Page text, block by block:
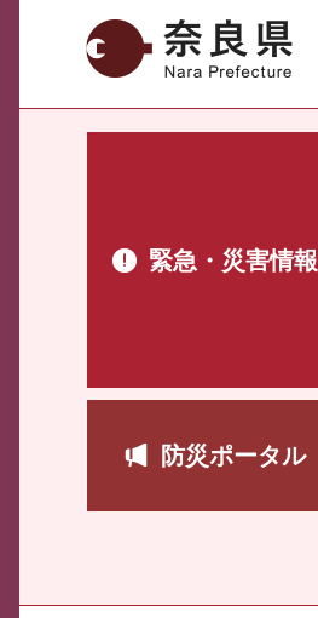
奈良県
緊急・災害情報
防災ポータル